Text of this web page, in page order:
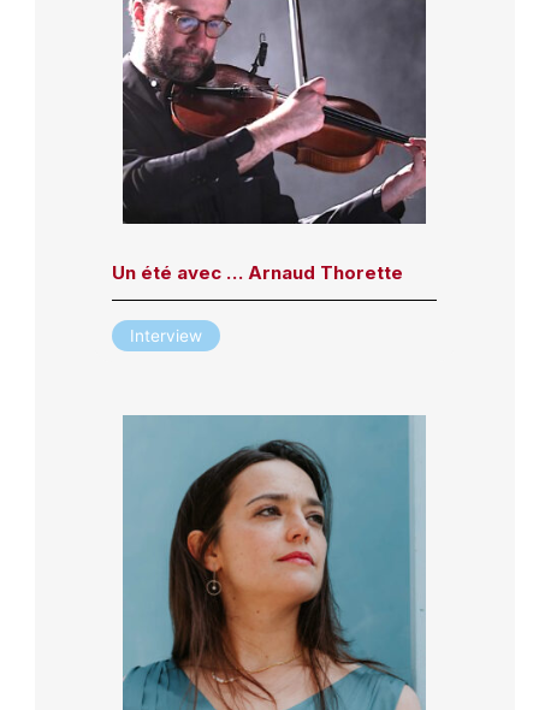
Un été avec … Arnaud Thorette
Interview